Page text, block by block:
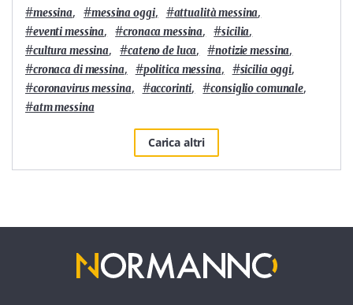
#messina, #messina oggi, #attualità messina,
#eventi messina, #cronaca messina, #sicilia,
#cultura messina, #cateno de luca, #notizie messina,
#cronaca di messina, #politica messina, #sicilia oggi,
#coronavirus messina, #accorinti, #consiglio comunale,
#atm messina
Carica altri